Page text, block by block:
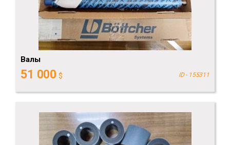
Валы
51 000 $ ID - 155311